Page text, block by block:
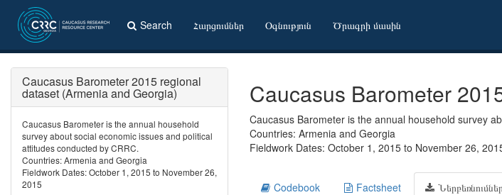
Search Հարցումներ Օգնություն Ծրագրի մասին
Caucasus Barometer
Caucasus Barometer is the annual household survey
Countries: Armenia and Georgia
Fieldwork Dates: October 1, 2015 to November 26,
Codebook Factsheet
Caucasus Barometer 2015 regional
dataset (Armenia and Georgia)
Caucasus Barometer is the annual household
survey about social economic issues and political
attitudes conducted by CRRC.
Countries: Armenia and Georgia
Fieldwork Dates: October 1, 2015 to November 26,
2015